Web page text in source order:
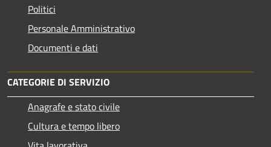
Politici
Personale Amministrativo
Documenti e dati
CATEGORIE DI SERVIZIO
Anagrafe e stato civile
Cultura e tempo libero